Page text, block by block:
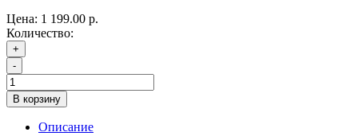
Цена: 1 199.00 р.
Количество:
+
-
В корзину
Описание